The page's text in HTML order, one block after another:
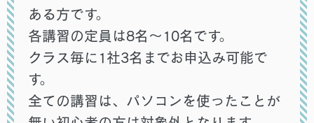
ある方です。
各講習の定員は8名～10名です。
クラス毎に1社3名までお申込み可能で
す。
全ての講習は、パソコンを使ったことが